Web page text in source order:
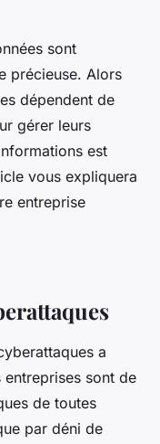
sont
précieuse. Alors
dépendent de
gérer leurs
est
vous expliquera
entreprise
a
sont de
de toutes
par déni de